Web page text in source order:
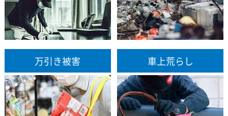
万引き被害 車上荒らし